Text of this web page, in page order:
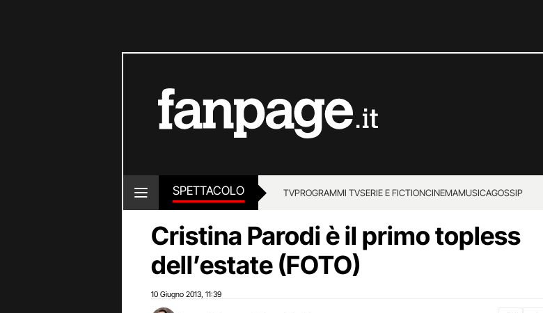
SPETTACOLO TVPROGRAMMI TVSERIE E FICTIONCINEMAMUSICAGOSSIP
Cristina Parodi è il primo topless
dell’estate (FOTO)
10 Giugno 2013 11:39